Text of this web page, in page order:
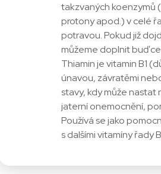
takzvaných koenzymů
protony apod.) v celé
potravou. Pokud již
můžeme doplnit buď
Thiamin je vitamin B1
únavou, závratěmi
stavy, kdy může
jaterní onemocnění,
Používá se jako
s dalšími vitamíny řady